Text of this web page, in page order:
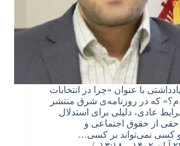
با عنوان «چرا در انتخابات
که در روزنامه‌ی شرق منتشر
عادی، دلیلی برای استدلال
حقی از حقوق اجتماعی و
کسی نمی‌تواند بر کسی…